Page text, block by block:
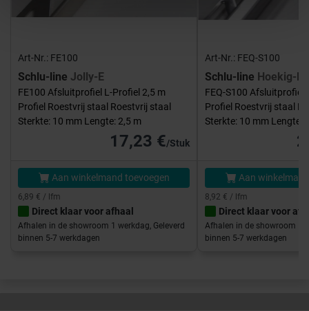
Art-Nr.: FE100
Schlu-line Jolly-E
FE100 Afsluitprofiel L-Profiel 2,5 m
Profiel Roestvrij staal Roestvrij staal
Sterkte: 10 mm Lengte: 2,5 m
17,23 €/Stuk
Aan winkelmand toevoegen
6,89 € / lfm
Direct klaar voor afhaal
Afhalen in de showroom 1 werkdag, Geleverd
binnen 5-7 werkdagen
Art-Nr.: FEQ-S100
Schlu-line Hoekig-E
FEQ-S100 Afsluitprofiel
Profiel Roestvrij staal
Sterkte: 10 mm Lengte:
Aan
8,92 € / lfm
Direct klaar voor
Afhalen in de showroom 1
binnen 5-7 werkdagen